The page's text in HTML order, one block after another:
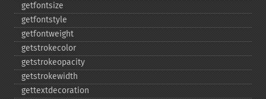
getfontsize
getfontstyle
getfontweight
getstrokecolor
getstrokeopacity
getstrokewidth
gettextdecoration